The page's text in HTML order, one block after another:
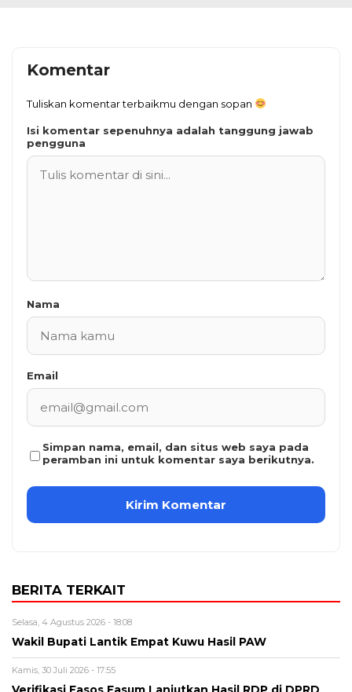
Komentar
Tuliskan komentar terbaikmu dengan sopan
Isi komentar sepenuhnya adalah tanggung jawab
pengguna
Nama
Email
Simpan nama, email, dan situs web saya pada
peramban ini untuk komentar saya berikutnya.
BERITA TERKAIT
Selasa, 4 Agustus 2026 - 18:08
Wakil Bupati Lantik Empat Kuwu Hasil PAW
Kamis, 30 Juli 2026 - 17:55
Verifikasi Fasos Fasum Lanjutkan Hasil RDP di DPRD